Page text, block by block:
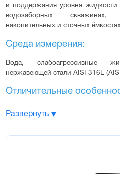
и поддержания уровня жидкости
водозаборных скважинах,
накопительных и сточных
Среда измерения:
Вода, слабоагрессивные
нержавеющей стали AISI 316L
Отличительные
лазерной сваркой
Развернуть